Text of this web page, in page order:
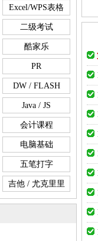
Excel/WPS表格
二级考试
酷家乐
PR
DW / FLASH
Java / JS
会计课程
电脑基础
五笔打字
吉他 / 尤克里里